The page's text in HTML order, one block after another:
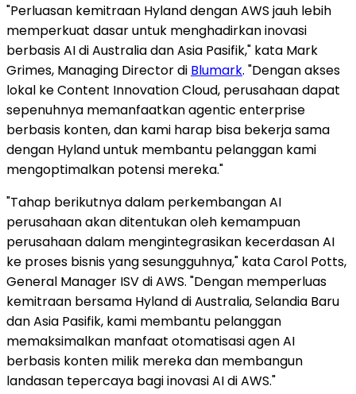
"Perluasan kemitraan Hyland dengan AWS jauh lebih
memperkuat dasar untuk menghadirkan inovasi
berbasis AI di Australia dan Asia Pasifik," kata Mark
Grimes, Managing Director di Blumark. "Dengan akses
lokal ke Content Innovation Cloud, perusahaan dapat
sepenuhnya memanfaatkan agentic enterprise
berbasis konten, dan kami harap bisa bekerja sama
dengan Hyland untuk membantu pelanggan kami
mengoptimalkan potensi mereka."
"Tahap berikutnya dalam perkembangan AI
perusahaan akan ditentukan oleh kemampuan
perusahaan dalam mengintegrasikan kecerdasan AI
ke proses bisnis yang sesungguhnya," kata Carol Potts,
General Manager ISV di AWS. "Dengan memperluas
kemitraan bersama Hyland di Australia, Selandia Baru
dan Asia Pasifik, kami membantu pelanggan
memaksimalkan manfaat otomatisasi agen AI
berbasis konten milik mereka dan membangun
landasan tepercaya bagi inovasi AI di AWS."